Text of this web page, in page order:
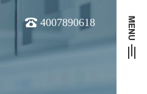
4007890618